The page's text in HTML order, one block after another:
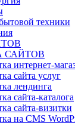
техники
САЙТОВ
интернет-
сайта услуг
лендинга
сайта-каталога
сайта-визитки
на CMS